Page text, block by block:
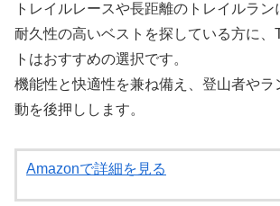
トレイルレースや長距離のトレイルラ
耐久性の高いベストを探している方に、
トはおすすめの選択です。
機能性と快適性を兼ね備え、登山者やラ
動を後押しします。
Amazonで詳細を見る